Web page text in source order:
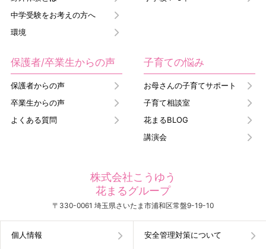
中学受験をお考えの方へ
環境
保護者/卒業生からの声
保護者からの声
卒業生からの声
よくある質問
子育ての悩み
お母さんの子育てサポート
子育て相談室
花まるBLOG
講演会
株式会社こうゆう
花まるグループ
〒330-0061 埼玉県さいたま市浦和区常盤9-19-10
個人情報 安全管理対策について